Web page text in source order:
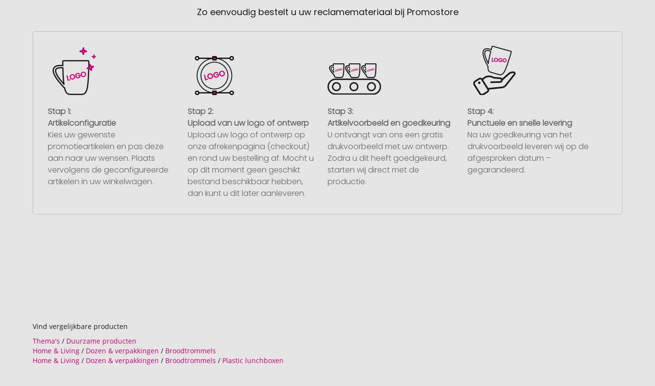
Zo eenvoudig bestelt u uw reclamemateriaal bij Promostore
Stap 1:
Artikelconfiguratie
Kies uw gewenste
promotieartikelen en pas deze
aan naar uw wensen. Plaats
vervolgens de geconfigureerde
artikelen in uw winkelwagen.
Stap 2:
Upload van uw logo of ontwerp
Upload uw logo of ontwerp op
onze afrekenpagina (checkout)
en rond uw bestelling af. Mocht u
op dit moment geen geschikt
bestand beschikbaar hebben,
dan kunt u dit later aanleveren.
Stap 3:
Artikelvoorbeeld en goedkeuring
U ontvangt van ons een gratis
drukvoorbeeld met uw ontwerp.
Zodra u dit heeft goedgekeurd,
starten wij direct met de
productie.
Stap 4:
Punctuele en snelle levering
Na uw goedkeuring van het
drukvoorbeeld leveren wij op de
afgesproken datum –
gegarandeerd.
Vind vergelijkbare producten
Thema's / Duurzame producten
Home & Living / Dozen & verpakkingen / Broodtrommels
Home & Living / Dozen & verpakkingen / Broodtrommels / Plastic lunchboxen